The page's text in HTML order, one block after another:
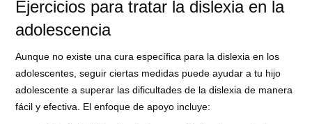
Ejercicios para tratar la dislexia en la
adolescencia
Aunque no existe una cura específica para la dislexia en los
adolescentes, seguir ciertas medidas puede ayudar a tu hijo
adolescente a superar las dificultades de la dislexia de manera
fácil y efectiva. El enfoque de apoyo incluye: